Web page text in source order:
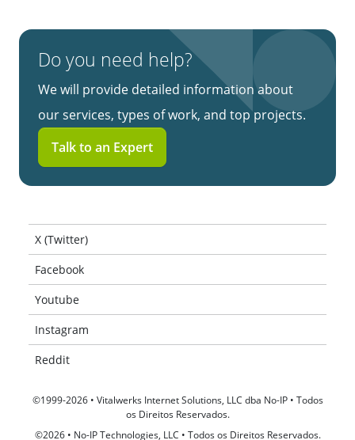
Do you need help?
We will provide detailed information about
our services, types of work, and top projects.
Talk to an Expert
X (Twitter)
Facebook
Youtube
Instagram
Reddit
©1999-2026 • Vitalwerks Internet Solutions, LLC dba No-IP • Todos
os Direitos Reservados.
©2026 • No-IP Technologies, LLC • Todos os Direitos Reservados.